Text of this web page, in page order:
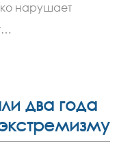
нарушает
два года